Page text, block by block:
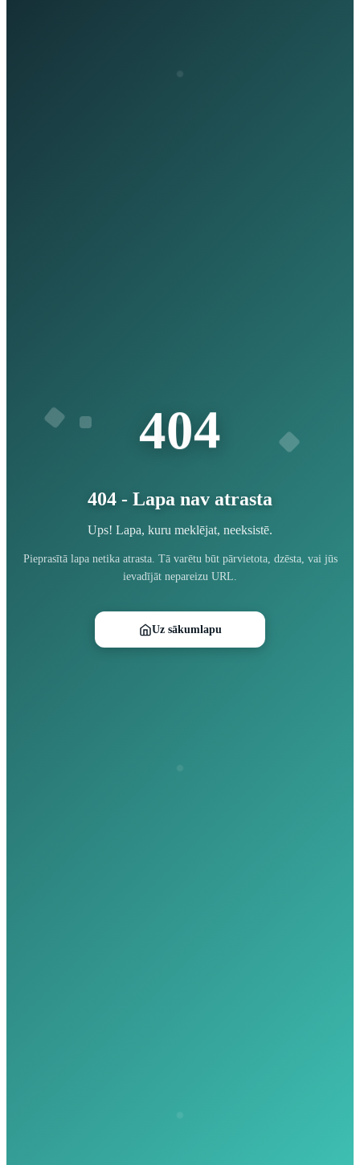
404
404 - Lapa nav atrasta
Ups! Lapa, kuru meklējat, neeksistē.
Pieprasītā lapa netika atrasta. Tā varētu būt pārvietota, dzēsta, vai jūs
ievadījāt nepareizu URL.
Uz sākumlapu